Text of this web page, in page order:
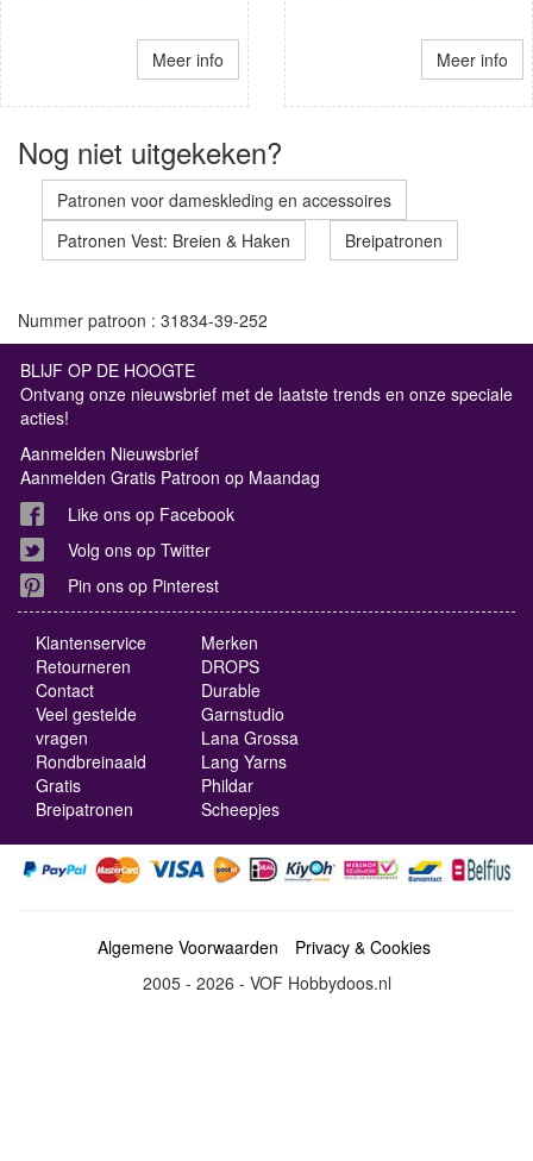
Meer info Meer info
Nog niet uitgekeken?
Patronen voor dameskleding en accessoires
Patronen Vest: Breien & Haken
Breipatronen
Nummer patroon : 31834-39-252
BLIJF OP DE HOOGTE
Ontvang onze nieuwsbrief met de laatste trends en onze speciale
acties!
Aanmelden Nieuwsbrief
Aanmelden Gratis Patroon op Maandag
Like ons op Facebook
Volg ons op Twitter
Pin ons op Pinterest
Klantenservice
Retourneren
Contact
Veel gestelde
vragen
Rondbreinaald
Gratis
Breipatronen
Merken
DROPS
Durable
Garnstudio
Lana Grossa
Lang Yarns
Phildar
Scheepjes
Algemene Voorwaarden
Privacy & Cookies
2005 - 2026 - VOF Hobbydoos.nl